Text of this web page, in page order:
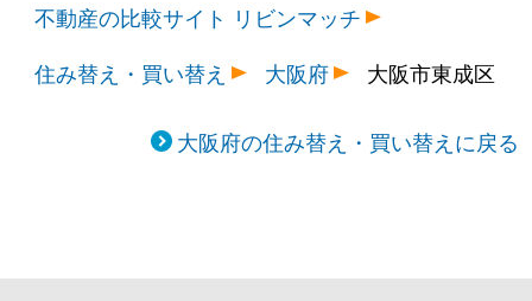
不動産の比較サイト リビンマッチ
住み替え・買い替え
大阪府 大阪市東成区
大阪府の住み替え・買い替えに戻る